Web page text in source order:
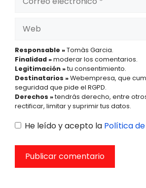
electrónico
Responsable »Tomàs Garcia.
Finalidad »moderar los comentarios.
Legitimación »tu consentimiento.
Destinatarios »Webempresa, que
seguridad que pide el RGPD.
Derechos »tendrás derecho, entre
rectificar, limitar y suprimir tus datos.
He leído y acepto la Política